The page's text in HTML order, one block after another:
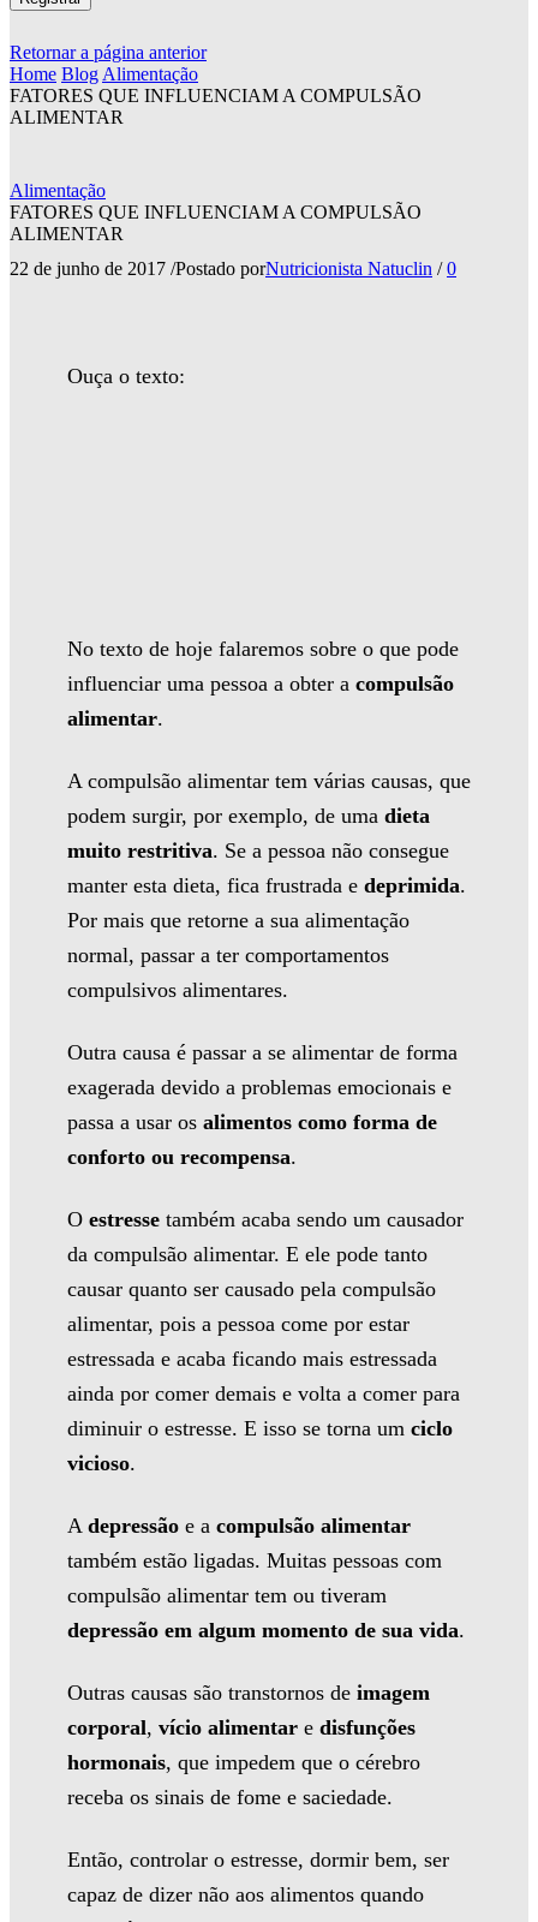
Retornar a página anterior
Home Blog Alimentação
FATORES QUE INFLUENCIAM A COMPULSÃO
ALIMENTAR
Alimentação
FATORES QUE INFLUENCIAM A COMPULSÃO
ALIMENTAR
22 de junho de 2017 /Postado porNutricionista Natuclin / 0
Ouça o texto:
No texto de hoje falaremos sobre o que pode
influenciar uma pessoa a obter a compulsão
alimentar.
A compulsão alimentar tem várias causas, que
podem surgir, por exemplo, de uma dieta
muito restritiva. Se a pessoa não consegue
manter esta dieta, fica frustrada e deprimida.
Por mais que retorne a sua alimentação
normal, passar a ter comportamentos
compulsivos alimentares.
Outra causa é passar a se alimentar de forma
exagerada devido a problemas emocionais e
passa a usar os alimentos como forma de
conforto ou recompensa.
O estresse também acaba sendo um causador
da compulsão alimentar. E ele pode tanto
causar quanto ser causado pela compulsão
alimentar, pois a pessoa come por estar
estressada e acaba ficando mais estressada
ainda por comer demais e volta a comer para
diminuir o estresse. E isso se torna um ciclo
vicioso.
A depressão e a compulsão alimentar
também estão ligadas. Muitas pessoas com
compulsão alimentar tem ou tiveram
depressão em algum momento de sua vida.
Outras causas são transtornos de imagem
corporal, vício alimentar e disfunções
hormonais, que impedem que o cérebro
receba os sinais de fome e saciedade.
Então, controlar o estresse, dormir bem, ser
capaz de dizer não aos alimentos quando